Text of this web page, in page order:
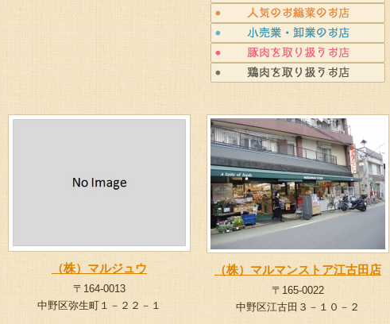
（株）マルジュウ
〒164-0013
中野区弥生町１－２２－１
（株）マルマンストア江古田店
〒165-0022
中野区江古田３－１０－２